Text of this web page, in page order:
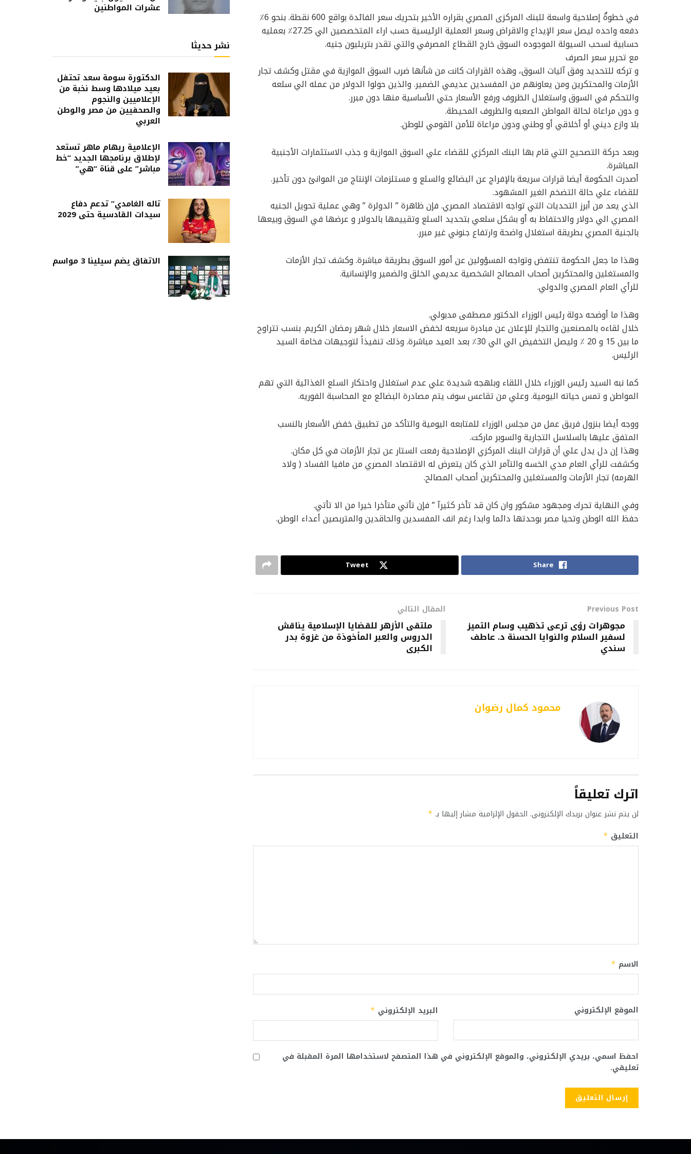
في خطوةٌ إصلاحية واسعة للبنك المركزى المصري بقراره الأخير بتحريك سعر الفائدة بواقع 600 نقطة. بنحو 6٪
دفعه واحده ليصل سعر الإيداع والاقراض وسعر العملية الرئيسية حسب اراء المتخصصين الي 27.25٪ بعمليه
حسابية لسحب السيولة الموجوده السوق خارج القطاع المصرفي والتي تقدر بتريليون جنيه.
مع تحرير سعر الصرف
و تركه للتحديد وفق آليات السوق، وهذه القرارات كانت من شأنها ضرب السوق الموازية في مقتل وكشف تجار
الأزمات والمحتكرين ومن يعاونهم من المفسدين عديمي الضمير. والذين حولوا الدولار من عمله الي سلعه
والتحكم في السوق واستغلال الظروف ورفع الأسعار حتي الأساسية منها دون مبرر.
و دون مراعاة لحالة المواطن الصعبه والظروف المحيطة.
بلا وازع ديني أو أخلاقي أو وطني ودون مراعاة للأمن القومي للوطن.
وبعد حركة التصحيح التي قام بها البنك المركزي للقضاء علي السوق الموازية و جذب الاستثمارات الأجنبية
المباشرة.
أصدرت الحكومة أيضا قرارات سريعة بالإفراج عن البضائع والسلع و مستلزمات الإنتاج من الموانئ دون تأخير.
للقضاء علي حالة التضخم الغير المشهود.
الذي يعد من أبرز التحديات التي تواجه الاقتصاد المصري. فإن ظاهرة ” الدولرة ” وهي عملية تحويل الجنيه
المصري الي دولار والاحتفاظ به أو بشكل سلعي بتحديد السلع وتقييمها بالدولار و عرضها في السوق وبيعها
بالجنية المصري بطريقة استغلال واضحة وارتفاع جنوني غير مبرر.
وهذا ما جعل الحكومة تنتفض وتواجه المسؤولين عن أمور السوق بطريقة مباشرة. وكشف تجار الأزمات
والمستغلين والمحتكرين أصحاب المصالح الشخصية عديمي الخلق والضمير والإنسانية.
للرأي العام المصري والدولي.
وهذا ما أوضحه دولة رئيس الوزراء الدكتور مصطفى مدبولي.
خلال لقاءه بالمصنعين والتجار للإعلان عن مبادرة سريعه لخفض الاسعار خلال شهر رمضان الكريم. بنسب تتراوح
ما بين 15 و 20 ٪ وليصل التخفيض الي الي 30٪ بعد العيد مباشرة. وذلك تنفيذاً لتوجيهات فخامة السيد
الرئيس.
كما نبه السيد رئيس الوزراء خلال اللقاء وبلهجه شديدة علي عدم استغلال واحتكار السلع الغذائية التي تهم
المواطن و تمس حياته اليومية. وعلي من تقاعس سوف يتم مصادرة البضائع مع المحاسبة الفوريه.
ووجه أيضا بنزول فريق عمل من مجلس الوزراء للمتابعه اليومية والتأكد من تطبيق خفض الأسعار بالنسب
المتفق عليها بالسلاسل التجارية والسوبر ماركت.
وهذا إن دل يدل علي أن قرارات البنك المركزي الإصلاحية رفعت الستار عن تجار الأزمات في كل مكان.
وكشفت للرأي العام مدي الخسه والتآمر الذي كان يتعرض له الاقتصاد المصري من مافيا الفساد ( ولاد
الهرمه) تجار الأزمات والمستغلين والمحتكرين أصحاب المصالح.
وفي النهاية تحرك ومجهود مشكور وان كان قد تأخر كثيرآ ” فإن تأتي متأخرا خيرا من الا تأتي.
حفظ الله الوطن وتحيا مصر بوحدتها دائما وابدا رغم انف المفسدين والحاقدين والمتربصين أعداء الوطن.
Share
Tweet
Previous Post
مجوهرات رؤى ترعى تذهيب وسام التميز
لسفير السلام والنوايا الحسنة د. عاطف
سندي
المقال التالي
ملتقى الأزهر للقضايا الإسلامية يناقش
الدروس والعبر المأخوذة من غزوة بدر
الكبرى
محمود كمال رضوان
اترك تعليقاً
لن يتم نشر عنوان بريدك الإلكتروني. الحقول الإلزامية مشار إليها بـ *
التعليق *
الاسم *
البريد الإلكتروني * الموقع الإلكتروني
احفظ اسمي، بريدي الإلكتروني، والموقع الإلكتروني في هذا المتصفح لاستخدامها المرة المقبلة في
تعليقي.
عشرات المواطنين
نشر حديثا
الدكتورة سومة سعد تحتفل
بعيد ميلادها وسط نخبة من
الإعلاميين والنجوم
والصحفيين من مصر والوطن
العربي
الإعلامية ريهام ماهر تستعد
لإطلاق برنامجها الجديد “خط
مباشر” على قناة “هي”
تاله الغامدي” تدعم دفاع
سيدات القادسية حتى 2029
الاتفاق يضم سيلينا 3 مواسم